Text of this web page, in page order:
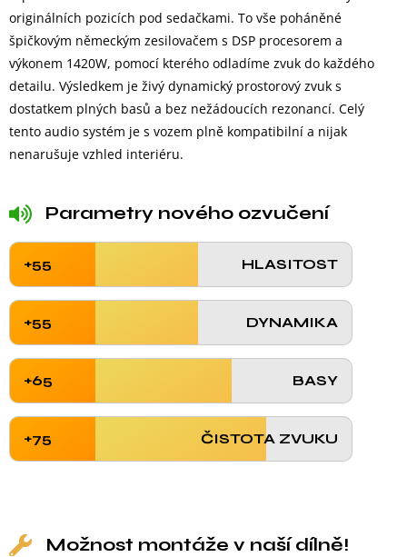
originálních pozicích pod sedačkami. To vše poháněné
špičkovým německým zesilovačem s DSP procesorem a
výkonem 1420W, pomocí kterého odladíme zvuk do každého
detailu. Výsledkem je živý dynamický prostorový zvuk s
dostatkem plných basů a bez nežádoucích rezonancí. Celý
tento audio systém je s vozem plně kompatibilní a nijak
nenarušuje vzhled interiéru.
Parametry nového ozvučení
HLASITOST
+55
DYNAMIKA
+55
BASY
+65
ČISTOTA ZVUKU
+75
Možnost montáže v naší dílně!